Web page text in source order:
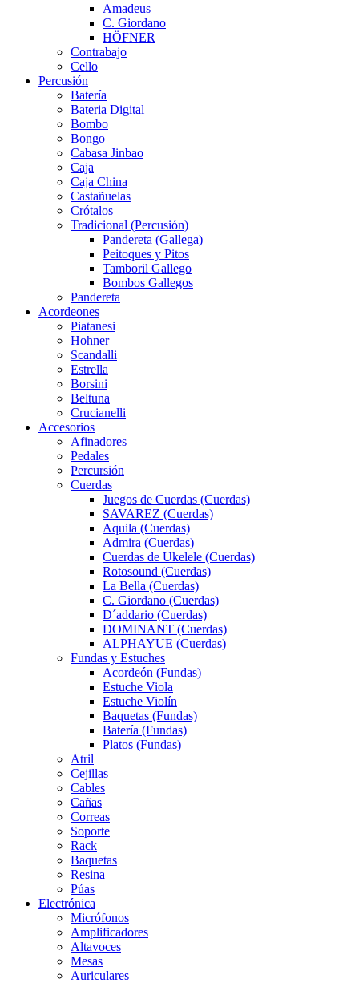
Amadeus
C. Giordano
HÖFNER
Contrabajo
Cello
Percusión
Batería
Bateria Digital
Bombo
Bongo
Cabasa Jinbao
Caja
Caja China
Castañuelas
Crótalos
Tradicional (Percusión)
Pandereta (Gallega)
Peitoques y Pitos
Tamboril Gallego
Bombos Gallegos
Pandereta
Acordeones
Piatanesi
Hohner
Scandalli
Estrella
Borsini
Beltuna
Crucianelli
Accesorios
Afinadores
Pedales
Percursión
Cuerdas
Juegos de Cuerdas (Cuerdas)
SAVAREZ (Cuerdas)
Aquila (Cuerdas)
Admira (Cuerdas)
Cuerdas de Ukelele (Cuerdas)
Rotosound (Cuerdas)
La Bella (Cuerdas)
C. Giordano (Cuerdas)
D´addario (Cuerdas)
DOMINANT (Cuerdas)
ALPHAYUE (Cuerdas)
Fundas y Estuches
Acordeón (Fundas)
Estuche Viola
Estuche Violín
Baquetas (Fundas)
Batería (Fundas)
Platos (Fundas)
Atril
Cejillas
Cables
Cañas
Correas
Soporte
Rack
Baquetas
Resina
Púas
Electrónica
Micrófonos
Amplificadores
Altavoces
Mesas
Auriculares